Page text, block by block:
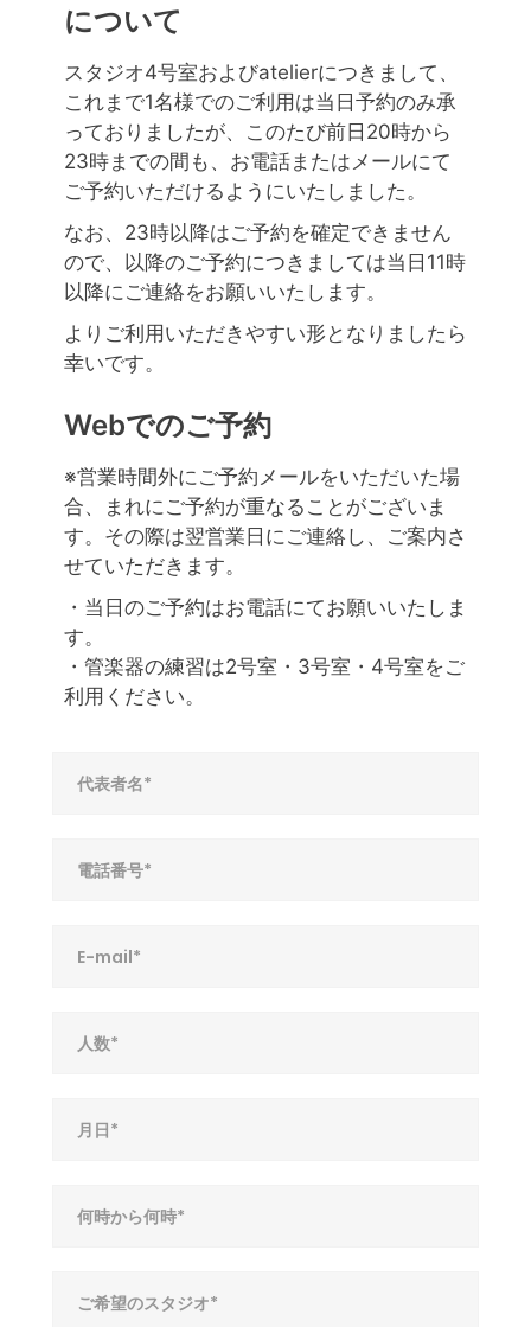
について
スタジオ4号室およびatelierにつきまして、
これまで1名様でのご利用は当日予約のみ承
っておりましたが、このたび前日20時から
23時までの間も、お電話またはメールにて
ご予約いただけるようにいたしました。
なお、23時以降はご予約を確定できません
ので、以降のご予約につきましては当日11時
以降にご連絡をお願いいたします。
よりご利用いただきやすい形となりましたら
幸いです。
Webでのご予約
※営業時間外にご予約メールをいただいた場
合、まれにご予約が重なることがございま
す。その際は翌営業日にご連絡し、ご案内さ
せていただきます。
・当日のご予約はお電話にてお願いいたしま
す。
・管楽器の練習は2号室・3号室・4号室をご
利用ください。